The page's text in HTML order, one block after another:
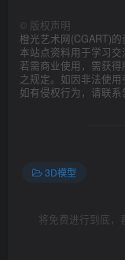
© 版权声明
橙光艺术网(CGART)
本站点资料用于学习交
若需商业使用，需获
之规定。如因非法使用
如有侵权行为，请联系
3D模型
将免费进行到底，